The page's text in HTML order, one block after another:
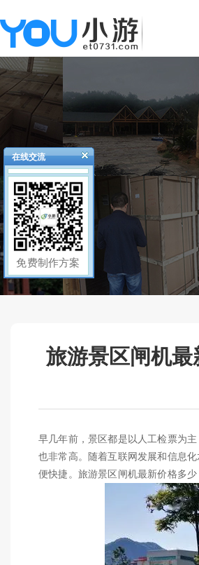
旅游景区闸机
早几年前，景区都是以人工检票为
也非常高。随着互联网发展和信息
便快捷。旅游景区闸机最新价格多
在线交流
免费制作方案